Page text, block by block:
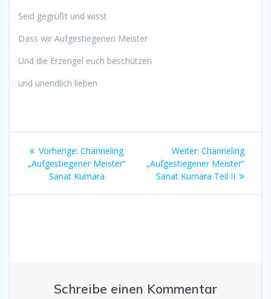
Seid gegrüßt und wisst
Dass wir Aufgestiegenen Meister
Und die Erzengel euch beschützen
und unendlich lieben
Beitragsnavigation
Vorherige: Vorheriger
Beitrag:
Channeling
„Aufgestiegener Meister“
Sanat Kumara
Weiter: Nächster
Beitrag:
Channeling
„Aufgestiegener Meister“
Sanat Kumara Teil II
Schreibe einen Kommentar